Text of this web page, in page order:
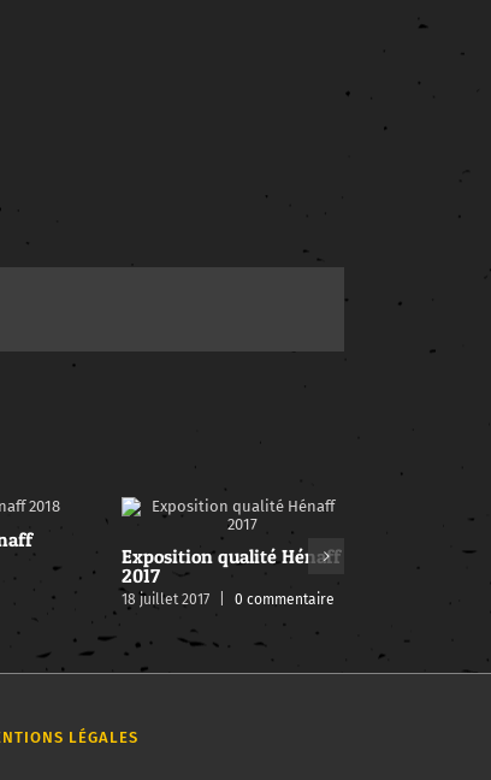
Exposition qualité Hénaff
2017
18 juillet 2017 0 commentaire
LÉGALES